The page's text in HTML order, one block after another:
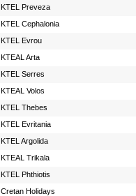
KTEL Preveza
KTEL Cephalonia
KTEL Evrou
KTEAL Arta
KTEL Serres
KTEAL Volos
KTEL Thebes
ΚΤΕL Evritania
KTEL Argolida
KTEAL Trikala
ΚΤΕL Phthiotis
Cretan Holidays